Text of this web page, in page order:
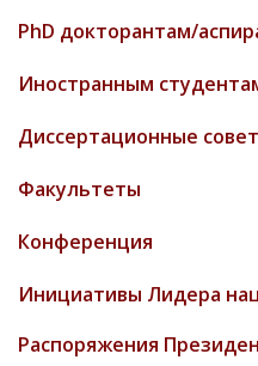
PhD докторантам/
Иностранным
Диссертационные
Факультеты
Конференция
Инициативы Лидера
Распоряжения